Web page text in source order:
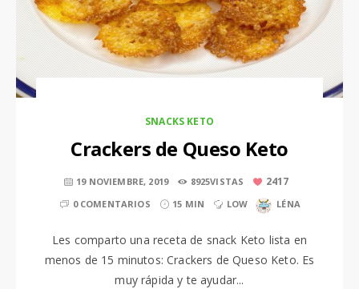
SNACKS KETO
Crackers de Queso Keto
19 NOVIEMBRE, 2019 8925VISTAS 2417
0 COMENTARIOS 15 MIN LOW LÉNA
Les comparto una receta de snack Keto lista en
menos de 15 minutos: Crackers de Queso Keto. Es
muy rápida y te ayudar...